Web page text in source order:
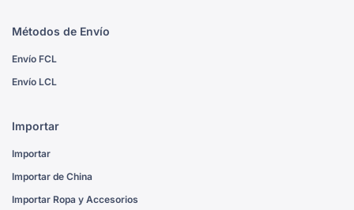
Métodos de Envío
Envío FCL
Envío LCL
Importar
Importar
Importar de China
Importar Ropa y Accesorios